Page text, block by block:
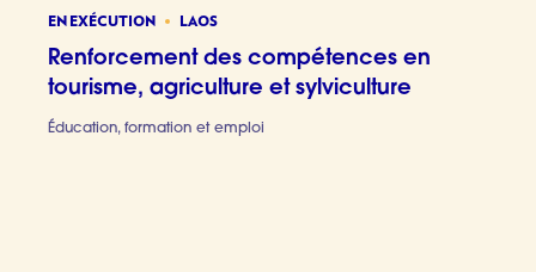
EN EXÉCUTION LAOS
Renforcement des compétences en
tourisme, agriculture et sylviculture
Éducation, formation et emploi